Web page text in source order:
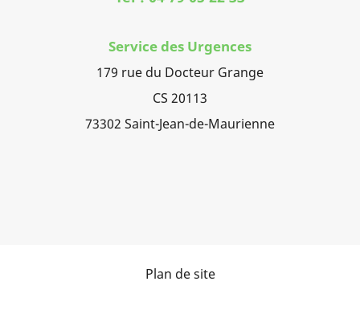
Service des Urgences
179 rue du Docteur Grange
CS 20113
73302 Saint-Jean-de-Maurienne
Plan de site